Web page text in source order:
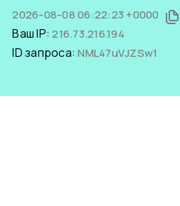
2026-08-08 06:22:23 +0000
Ваш IP:216.73.216.194
ID запроса:NML47uVJZSw1